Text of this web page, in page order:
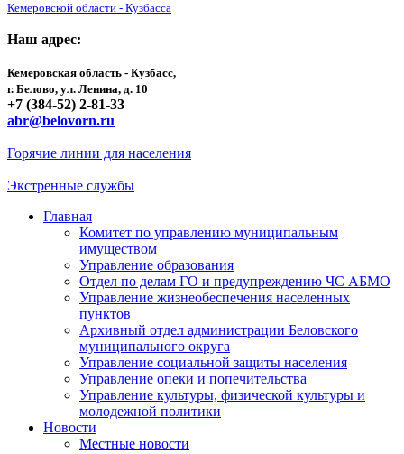
Кемеровской области - Кузбасса
Наш адрес:
Кемеровская область - Кузбасс,
г. Белово, ул. Ленина, д. 10
+7 (384-52) 2-81-33
abr@belovorn.ru
Горячие линии для населения
Экстренные службы
Главная
Комитет по управлению муниципальным
имуществом
Управление образования
Отдел по делам ГО и предупреждению ЧС АБМО
Управление жизнеобеспечения населенных
пунктов
Архивный отдел администрации Беловского
муниципального округа
Управление социальной защиты населения
Управление опеки и попечительства
Управление культуры, физической культуры и
молодежной политики
Новости
Местные новости